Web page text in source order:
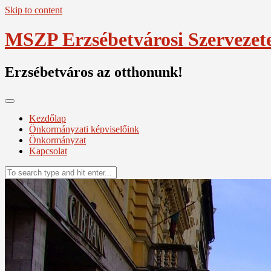
Skip to content
MSZP Erzsébetvárosi
Erzsébetváros az otthonunk!
Kezdőlap
Önkormányzati képviselőink
Önkormányzat
Kapcsolat